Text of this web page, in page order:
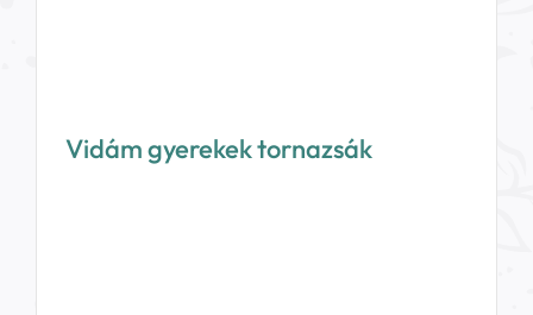
Vidám gyerekek tornazsák